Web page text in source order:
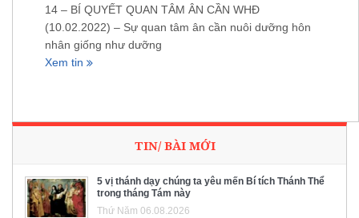
14 – BÍ QUYẾT QUAN TÂM ÂN CẦN WHĐ
(10.02.2022) – Sự quan tâm ân cần nuôi dưỡng hôn
nhân giống như dưỡng
Xem tin
TIN/ BÀI MỚI
5 vị thánh dạy chúng ta yêu mến Bí tích Thánh Thể
trong tháng Tám này
Thứ Năm 06.08.2026